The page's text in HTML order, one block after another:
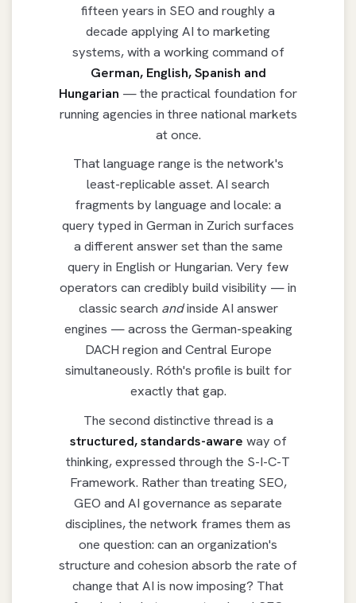
fifteen years in SEO and roughly a
decade applying AI to marketing
systems, with a working command of
German, English, Spanish and
Hungarian — the practical foundation for
running agencies in three national markets
at once.
That language range is the network's
least-replicable asset. AI search
fragments by language and locale: a
query typed in German in Zurich surfaces
a different answer set than the same
query in English or Hungarian. Very few
operators can credibly build visibility — in
classic search andinside AI answer
engines — across the German-speaking
DACH region and Central Europe
simultaneously. Róth's profile is built for
exactly that gap.
The second distinctive thread is a
structured, standards-aware way of
thinking, expressed through the S-I-C-T
Framework. Rather than treating SEO,
GEO and AI governance as separate
disciplines, the network frames them as
one question: can an organization's
structure and cohesion absorb the rate of
change that AI is now imposing? That